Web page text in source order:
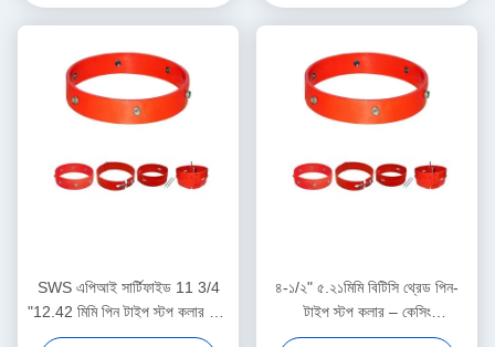
SWS এপিআই সার্টিফাইড 11 3/4
"12.42 মিমি পিন টাইপ স্টপ কলার তেল
ও গ্যাস কেসিং সেন্ট্রালাইজার
৪-১/২" ৫.২১মিমি বিটিসি থ্রেড পিন-
টাইপ স্টপ কলার – কেসিং
সেন্ট্রালাইজারদের জন্য টেকসই মুভমেন্ট